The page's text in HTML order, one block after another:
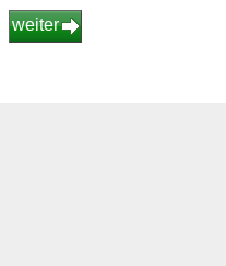
weiter